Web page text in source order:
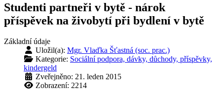
Studenti partneři v bytě - nárok
příspěvek na živobytí při bydlení v bytě
Základní údaje
Uložil(a): Mgr. Vlaďka Šťastná (soc. prac.)
Kategorie: Sociální podpora, dávky, důchody, příspěvky,
kindergeld
Zveřejněno: 21. leden 2015
Zobrazení: 2214